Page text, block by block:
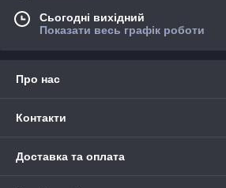
Сьогодні вихідний
Показати весь графік роботи
Про нас
Контакти
Доставка та оплата